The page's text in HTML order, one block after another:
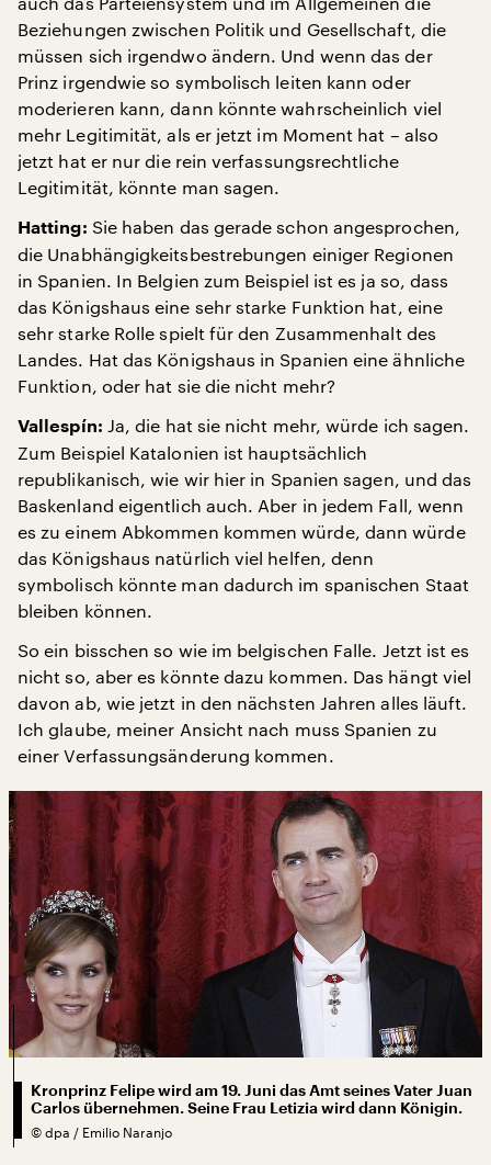
Beziehungen zwischen Politik und Gesellschaft, die
müssen sich irgendwo ändern. Und wenn das der
Prinz irgendwie so symbolisch leiten kann oder
moderieren kann, dann könnte wahrscheinlich viel
mehr Legitimität, als er jetzt im Moment hat – also
jetzt hat er nur die rein verfassungsrechtliche
Legitimität, könnte man sagen.
Hatting: Sie haben das gerade schon angesprochen,
die Unabhängigkeitsbestrebungen einiger Regionen
in Spanien. In Belgien zum Beispiel ist es ja so, dass
das Königshaus eine sehr starke Funktion hat, eine
sehr starke Rolle spielt für den Zusammenhalt des
Landes. Hat das Königshaus in Spanien eine ähnliche
Funktion, oder hat sie die nicht mehr?
Vallespín: Ja, die hat sie nicht mehr, würde ich sagen.
Zum Beispiel Katalonien ist hauptsächlich
republikanisch, wie wir hier in Spanien sagen, und das
Baskenland eigentlich auch. Aber in jedem Fall, wenn
es zu einem Abkommen kommen würde, dann würde
das Königshaus natürlich viel helfen, denn
symbolisch könnte man dadurch im spanischen Staat
bleiben können.
So ein bisschen so wie im belgischen Falle. Jetzt ist es
nicht so, aber es könnte dazu kommen. Das hängt viel
davon ab, wie jetzt in den nächsten Jahren alles läuft.
Ich glaube, meiner Ansicht nach muss Spanien zu
einer Verfassungsänderung kommen.
Kronprinz Felipe wird am 19. Juni das Amt seines Vater Juan
Carlos übernehmen. Seine Frau Letizia wird dann Königin.
© dpa / Emilio Naranjo